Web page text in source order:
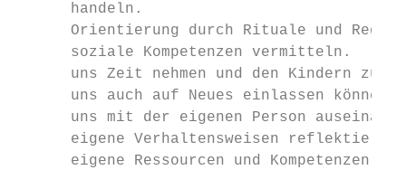
      handeln.
Orientierung durch Rituale und
      soziale Kompetenzen vermitteln.
uns Zeit nehmen und den Kindern
      uns auch auf Neues einlassen können.
uns mit der eigenen Person
      eigene Verhaltensweisen reflektieren.
eigene Ressourcen und Kompetenzen